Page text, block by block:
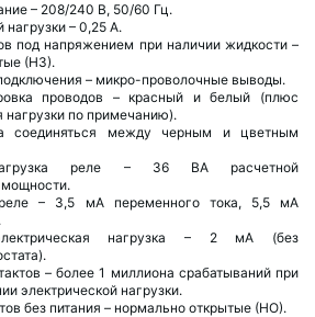
– 208/240 В, 50/60 Гц.
нагрузки – 0,25 А.
под напряжением при наличии жидкости –
(НЗ).
– микро-проволочные выводы.
проводов – красный и белый (плюс
по примечанию).
соединяться между черным и цветным
реле – 36 ВА расчетной
мощности.
реле – 3,5 мА переменного тока, 5,5 мА
нагрузка – 2 мА (без
– более 1 миллиона срабатываний при
электрической нагрузки.
без питания – нормально открытые (НО).